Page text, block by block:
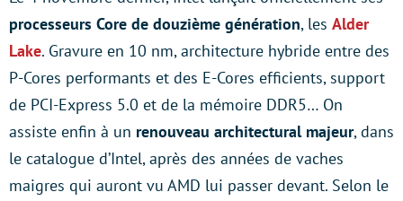
processeurs Core de douzième génération, les Alder
Lake. Gravure en 10 nm, architecture hybride entre des
P-Cores performants et des E-Cores efficients, support
de PCI-Express 5.0 et de la mémoire DDR5… On
assiste enfin à un renouveau architectural majeur, dans
le catalogue d’Intel, après des années de vaches
maigres qui auront vu AMD lui passer devant. Selon le